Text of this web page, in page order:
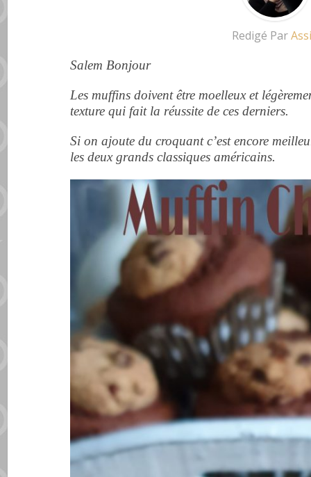
Redigé Par
Salem Bonjour
Les muffins doivent être moelleux et
texture qui fait la réussite de ces derniers.
Si on ajoute du croquant c’est encore
les deux grands classiques américains.